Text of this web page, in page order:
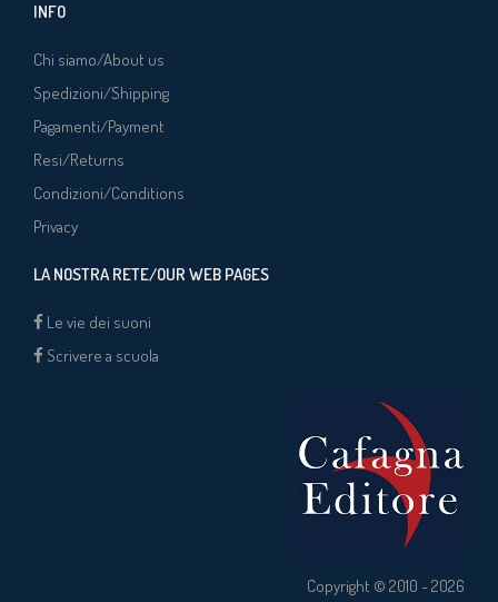
INFO
Chi siamo/About us
Spedizioni/Shipping
Pagamenti/Payment
Resi/Returns
Condizioni/Conditions
Privacy
LA NOSTRA RETE/OUR WEB PAGES
Le vie dei suoni
Scrivere a scuola
Copyright © 2010 - 2026